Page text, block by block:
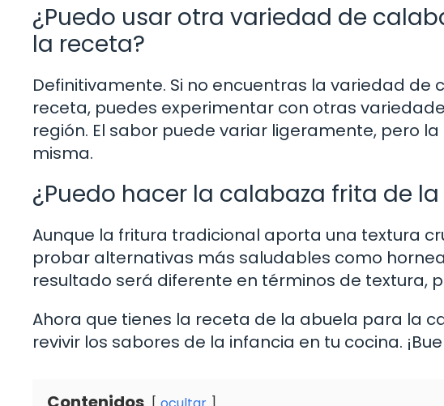
¿Puedo usar otra variedad de
la receta?
Definitivamente. Si no encuentras la variedad
receta, puedes experimentar con otras
región. El sabor puede variar ligeramente, pero
misma.
¿Puedo hacer la calabaza frita de
Aunque la fritura tradicional aporta una textura
probar alternativas más saludables como
resultado será diferente en términos de textura,
Ahora que tienes la receta de la abuela para la
revivir los sabores de la infancia en tu cocina.